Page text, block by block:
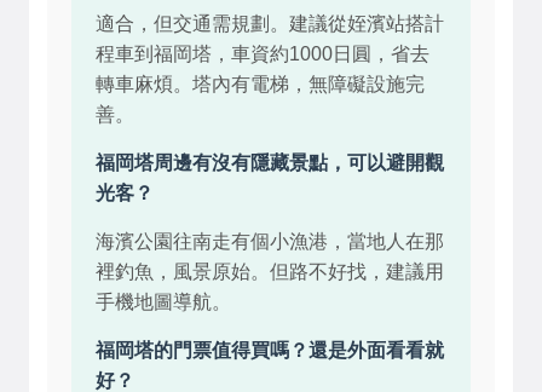
適合，但交通需規劃。建議從姪濱站搭計
程車到福岡塔，車資約1000日圓，省去
轉車麻煩。塔內有電梯，無障礙設施完
善。
福岡塔周邊有沒有隱藏景點，可以避開觀
光客？
海濱公園往南走有個小漁港，當地人在那
裡釣魚，風景原始。但路不好找，建議用
手機地圖導航。
福岡塔的門票值得買嗎？還是外面看看就
好？